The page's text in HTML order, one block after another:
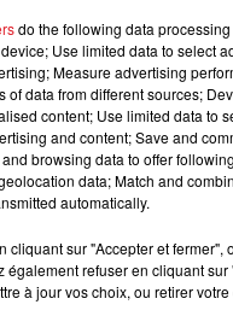
année, il va débuter
il détient
à son compteur
sur plus court.
vient pour la
à l'economie, il doit
il monte
de se
il est souvent
Sur
do the following data
Use limited data to select
Measure advertising
of data from different sources;
content; Use limited data to
and content; Save and
browsing data to offer
data; Match and
automatically.
cliquant sur "Accepter et
également refuser en cliquant
à jour vos choix, ou retirer